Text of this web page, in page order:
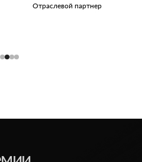
Отраслевой партнер